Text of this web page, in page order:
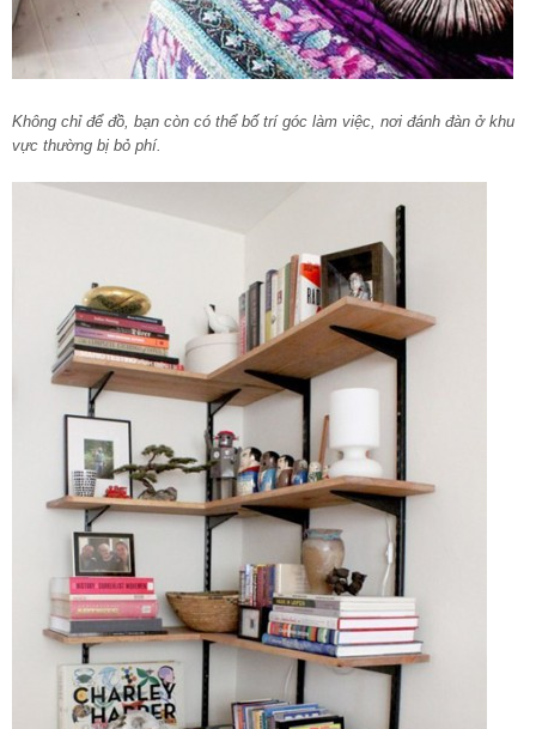
Không chỉ để đồ, bạn còn có thể bố trí góc làm việc, nơi đánh đàn ở khu
vực thường bị bỏ phí.